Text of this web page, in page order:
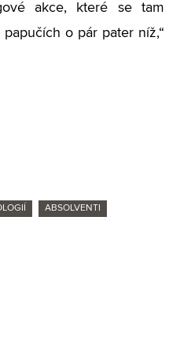
akce, které se tam
o pár pater níž,“
ABSOLVENTI